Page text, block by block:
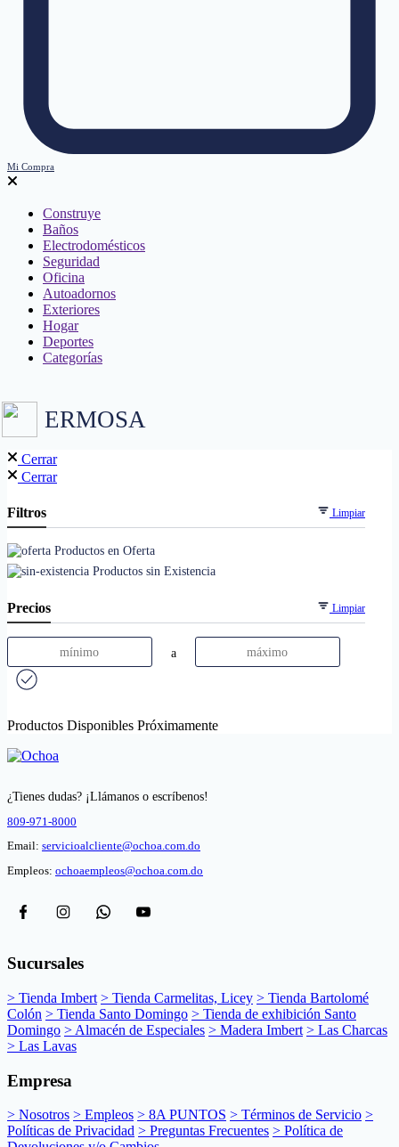
Mi Compra
Construye
Baños
Electrodomésticos
Seguridad
Oficina
Autoadornos
Exteriores
Hogar
Deportes
Categorías
ERMOSA
Cerrar
Cerrar
Filtros Limpiar
Productos en Oferta
Productos sin Existencia
Precios Limpiar
a
Productos Disponibles Próximamente
¿Tienes dudas? ¡Llámanos o escríbenos!
809-971-8000
Email: servicioalcliente@ochoa.com.do
Empleos: ochoaempleos@ochoa.com.do
Sucursales
> Tienda Imbert > Tienda Carmelitas, Licey > Tienda Bartolomé
Colón > Tienda Santo Domingo > Tienda de exhibición Santo
Domingo > Almacén de Especiales > Madera Imbert > Las Charcas
> Las Lavas
Empresa
> Nosotros > Empleos > 8A PUNTOS > Términos de Servicio >
Políticas de Privacidad > Preguntas Frecuentes > Política de